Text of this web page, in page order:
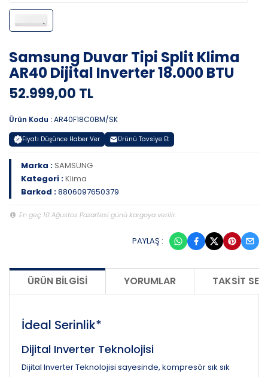
Samsung Duvar Tipi Split Klima
AR40 Dijital Inverter 18.000 BTU
52.999,00 TL
Ürün Kodu :AR40F18C0BM/SK
Fiyatı Düşünce Haber Ver Ürünü Tavsiye Et
Marka :SAMSUNG
Kategori :Klima
Barkod :8806097650379
En geç 10 Ağustos Pazartesi günü kargoya verilir.
PAYLAŞ :
ÜRÜN BILGISI YORUMLAR TAKSIT
İdeal Serinlik*
Dijital Inverter Teknolojisi
Dijital Inverter Teknolojisi sayesinde, kompresör sık sık